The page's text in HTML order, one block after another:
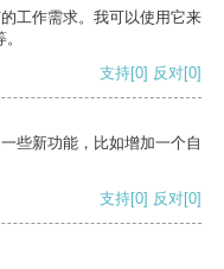
工作需求。我可以使用它来
支持[0] 反对[0]
些新功能，比如增加一个自
支持[0] 反对[0]